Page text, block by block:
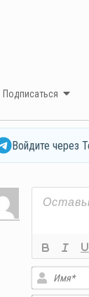
Подписаться
Войдите через